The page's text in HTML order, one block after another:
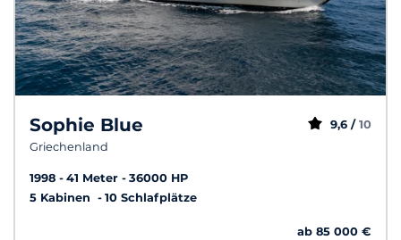
Sophie Blue
Griechenland
9,6 / 10
1998 41 Meter
36000 HP
5 Kabinen
10 Schlafplätze
ab 85 000 €